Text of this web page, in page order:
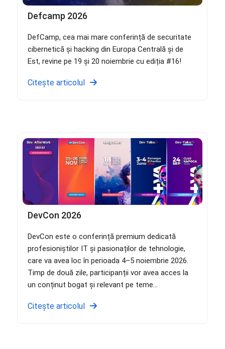
Defcamp 2026
DefCamp, cea mai mare conferință de securitate
cibernetică și hacking din Europa Centrală și de
Est, revine pe 19 și 20 noiembrie cu ediția #16!
Citește articolul
DevCon 2026
DevCon este o conferință premium dedicată
profesioniștilor IT și pasionaților de tehnologie,
care va avea loc în perioada 4–5 noiembrie 2026.
Timp de două zile, participanții vor avea acces la
un conținut bogat și relevant pe teme...
Citește articolul